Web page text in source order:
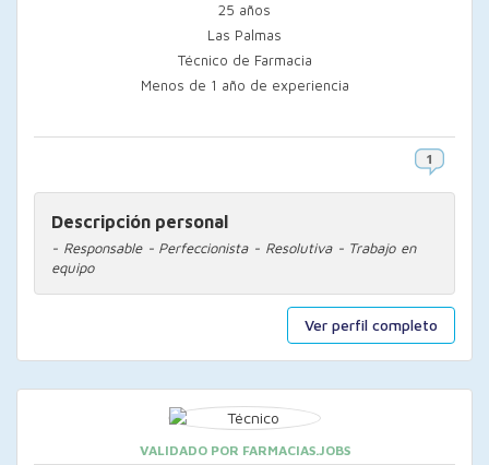
Ver perfil completo
25 años
Las Palmas
Técnico de Farmacia
Menos de 1 año de experiencia
Descripción personal
- Responsable - Perfeccionista - Resolutiva - Trabajo en
equipo
VALIDADO POR FARMACIAS.JOBS